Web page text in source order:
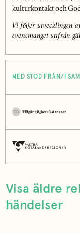
kulturkontakt och
Vi följer utvecklingen
evenemanget utifrån
MED STÖD FRÅN/I
Visa äldre
händelser